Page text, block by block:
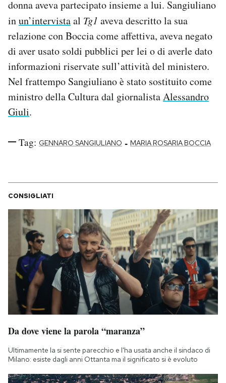
donna aveva partecipato insieme a lui. Sangiuliano
inun’intervistaal Tg1 aveva descritto la sua
relazione con Boccia come affettiva, aveva negato
di aver usato soldi pubblici per lei o di averle dato
informazioni riservate sull’attività del ministero.
Nel frattempo Sangiuliano è stato sostituito come
ministro della Cultura dal giornalistaAlessandro
Giuli.
Tag: GENNARO SANGIULIANO - MARIA ROSARIA BOCCIA
CONSIGLIATI
Da dove viene la parola “maranza”
Ultimamente la si sente parecchio e l'ha usata anche il sindaco di
Milano: esiste dagli anni Ottanta ma il significato si è evoluto